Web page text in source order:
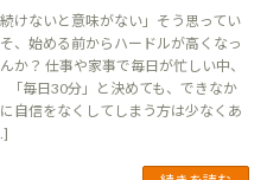
続けないと意味がない」そう思ってい
、始める前からハードルが高くなっ
か？ 仕事や家事で毎日が忙しい中、
「毎日30分」と決めても、できなか
自信をなくしてしまう方は少なくあ